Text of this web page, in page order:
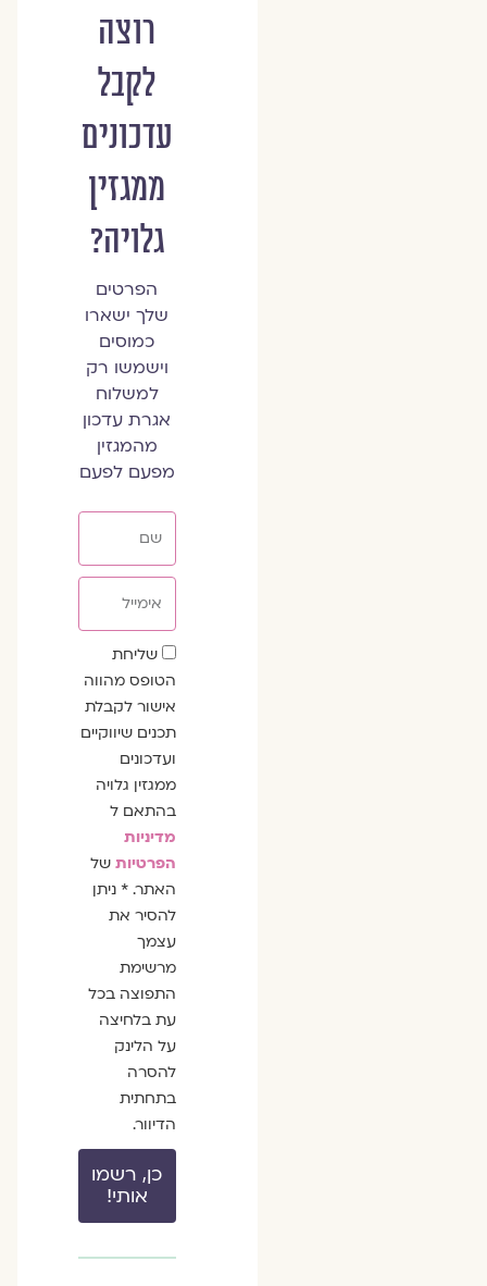
רוצה
לקבל
עדכונים
ממגזין
גלויה?
הפרטים
שלך ישארו
כמוסים
וישמשו רק
למשלוח
אגרת עדכון
מהמגזין
מפעם לפעם
שדה
הסכמה
שליחת
הטופס מהווה
אישור לקבלת
תכנים שיווקיים
ועדכונים
ממגזין גלויה
בהתאם ל
מדיניות
הפרטיות של
האתר. * ניתן
להסיר את
עצמך
מרשימת
התפוצה בכל
עת בלחיצה
על הלינק
להסרה
בתחתית
הדיוור.
כן, רשמו
אותי!